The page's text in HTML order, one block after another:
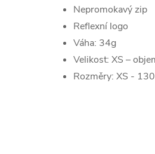
Nepromokavý zip
Reflexní logo
Váha: 34g
Velikost: XS –
Rozměry: XS -